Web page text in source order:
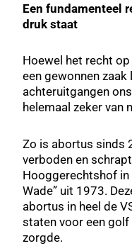
Een fundamenteel
druk staat
Hoewel het recht
een gewonnen
achteruitgangen
helemaal zeker van
Zo is abortus sinds
verboden en
Hooggerechtshof in
Wade” uit 1973.
abortus in heel de
staten voor een
zorgde.